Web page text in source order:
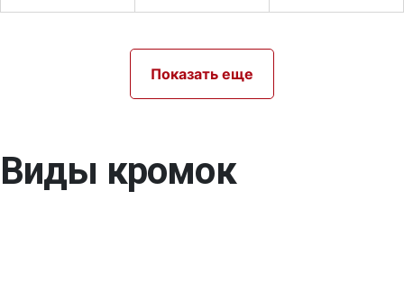
Показать еще
Виды кромок